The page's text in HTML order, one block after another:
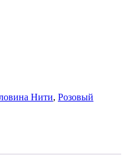
Нити, Розовый